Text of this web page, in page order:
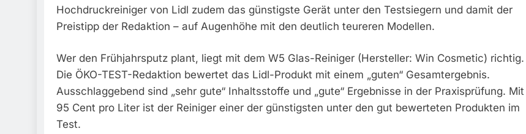
Hochdruckreiniger von Lidl zudem das günstigste Gerät unter den Testsiegern und damit der
Preistipp der Redaktion – auf Augenhöhe mit den deutlich teureren Modellen.
Wer den Frühjahrsputz plant, liegt mit dem W5 Glas-Reiniger (Hersteller: Win Cosmetic) richtig.
Die ÖKO-TEST-Redaktion bewertet das Lidl-Produkt mit einem „guten“ Gesamtergebnis.
Ausschlaggebend sind „sehr gute“ Inhaltsstoffe und „gute“ Ergebnisse in der Praxisprüfung. Mit
95 Cent pro Liter ist der Reiniger einer der günstigsten unter den gut bewerteten Produkten im
Test.